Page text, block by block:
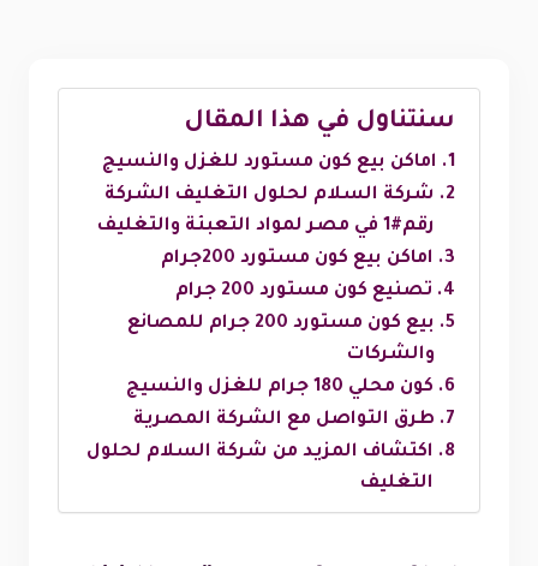
سنتناول في هذا المقال
اماكن بيع كون مستورد للغزل والنسيج
شركة السلام لحلول التغليف الشركة
رقم#1 في مصر لمواد التعبئة والتغليف
اماكن بيع كون مستورد 200جرام
تصنيع كون مستورد 200 جرام
بيع كون مستورد 200 جرام للمصانع
والشركات
كون محلي 180 جرام للغزل والنسيج
طرق التواصل مع الشركة المصرية
اكتشاف المزيد من شركة السلام لحلول
التغليف